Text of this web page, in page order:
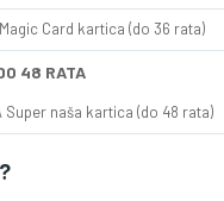
Card kartica (do 36 rata)
48 RATA
Super naša kartica (do 48 rata)